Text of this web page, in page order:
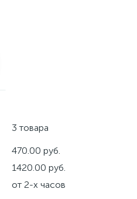
3 товара
470.00 руб.
1420.00 руб.
от 2-х часов